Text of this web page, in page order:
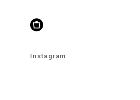
Instagram